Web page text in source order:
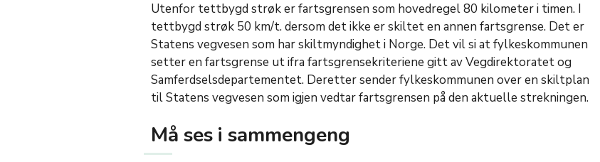
Utenfor tettbygd strøk er fartsgrensen som hovedregel 80 kilometer i timen. I
tettbygd strøk 50 km/t. dersom det ikke er skiltet en annen fartsgrense. Det er
Statens vegvesen som har skiltmyndighet i Norge. Det vil si at fylkeskommunen
setter en fartsgrense ut ifra fartsgrensekriteriene gitt av Vegdirektoratet og
Samferdselsdepartementet. Deretter sender fylkeskommunen over en skiltplan
til Statens vegvesen som igjen vedtar fartsgrensen på den aktuelle strekningen.
Må ses i sammengeng